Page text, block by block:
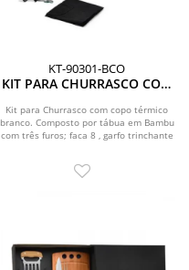
KT-90301-BCO
KIT PARA CHURRASCO COM
Kit para Churrasco com copo térmico
branco. Composto por tábua em Bambu
com três furos; faca 8 , garfo trinchante